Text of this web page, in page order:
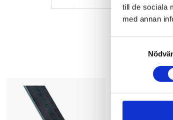
till de sociala
med annan